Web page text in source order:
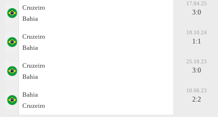
Cruzeiro
Bahia
17.04.25
3:0
Cruzeiro
Bahia
18.10.24
1:1
Cruzeiro
Bahia
25.10.23
3:0
Bahia
Cruzeiro
10.06.23
2:2